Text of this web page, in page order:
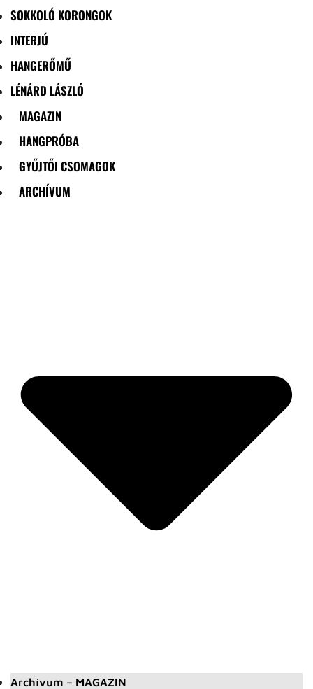
SOKKOLÓ KORONGOK
INTERJÚ
HANGERŐMŰ
LÉNÁRD LÁSZLÓ
MAGAZIN
HANGPRÓBA
GYŰJTŐI CSOMAGOK
ARCHÍVUM
Archívum – MAGAZIN